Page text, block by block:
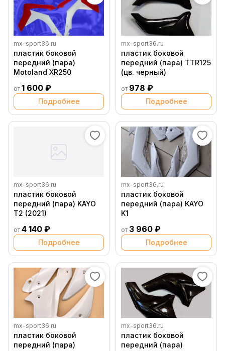
mx-sport36.ru
пластик боковой
передний (пара)
Motoland XR250
от 1 600 ₽
Подробнее
mx-sport36.ru
пластик боковой
передний (пара) TTR125
(цв. черный)
от 978 ₽
Подробнее
mx-sport36.ru
пластик боковой
передний (пара) KAYO
T2 (2021)
от 4 140 ₽
Подробнее
mx-sport36.ru
пластик боковой
передний (пара) KAYO
K1
от 3 960 ₽
Подробнее
mx-sport36.ru
пластик боковой
передний (пара)
mx-sport36.ru
пластик боковой
передний (пара)